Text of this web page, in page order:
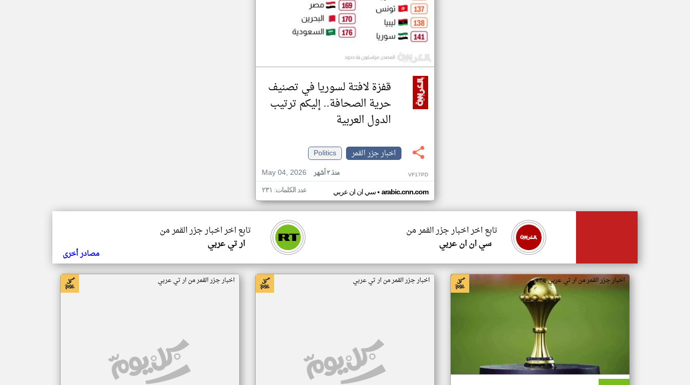
قفزة لافتة لسوريا في تصنيف
حرية الصحافة.. إليكم ترتيب
الدول العربية
اخبار جزر القمر
Politics
May 04, 2026
منذ ٣ أشهر VF17PD
سي ان ان عربي• arabic.cnn.com عدد الكلمات: ٢٣١
تابع اخر اخبار جزر القمر من
ار تي عربي
تابع اخر اخبار جزر القمر من
سي ان ان عربي
مصادر أخرى
اخبار جزر القمر من ار تي عربي اخبار جزر القمر من ار تي عربي اخبار جزر القمر من ار تي عربي